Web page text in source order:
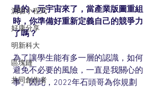
測驗小程式
好康分享
明新科大
區塊鏈
共同創作者
是的，元宇宙來了，當產業版圖重組
時，你準備好重新定義自己的競爭力
了嗎？
為了讓學生能有多一層的認識，如何
避免不必要的風險，一直是我關心的
事。因此，2022年石頭哥為你規劃